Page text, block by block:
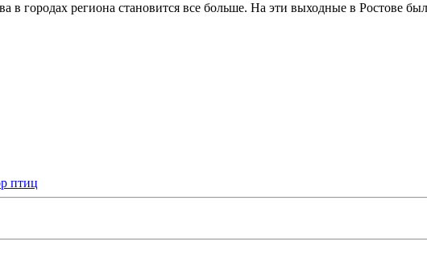
в городах региона становится все больше. На эти выходные в Ростове
птиц